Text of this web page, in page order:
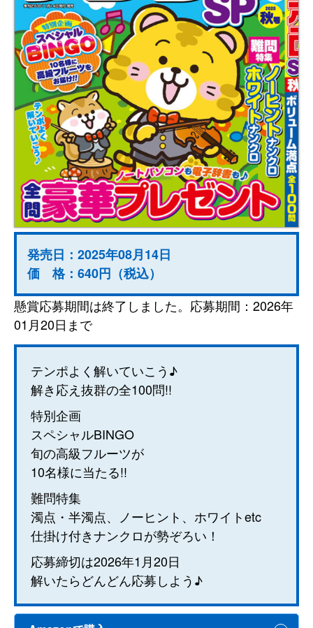
発売日：2025年08月14日
価 格：640円（税込）
懸賞応募期間は終了しました。応募期間：2026年
01月20日まで
テンポよく解いていこう♪
解き応え抜群の全100問!!
特別企画
スペシャルBINGO
旬の高級フルーツが
10名様に当たる!!
難問特集
濁点・半濁点、ノーヒント、ホワイトetc
仕掛け付きナンクロが勢ぞろい！
応募締切は2026年1月20日
解いたらどんどん応募しよう♪